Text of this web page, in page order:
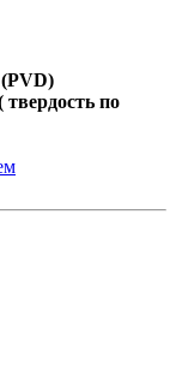
твердость по